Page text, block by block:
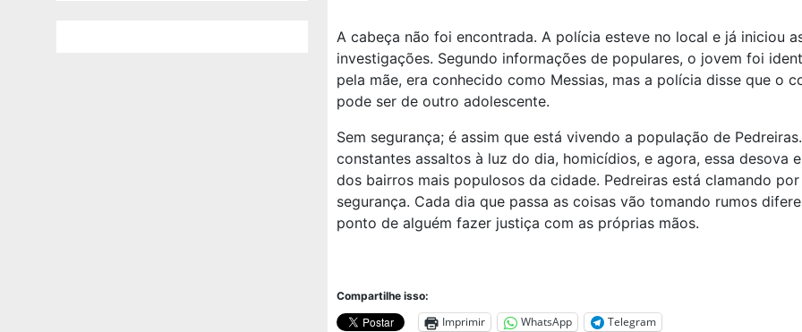
A cabeça não foi encontrada. A polícia esteve no local e já iniciou
investigações. Segundo informações de populares, o jovem foi
pela mãe, era conhecido como Messias, mas a polícia disse que o
pode ser de outro adolescente.
Sem segurança; é assim que está vivendo a população de
constantes assaltos à luz do dia, homicídios, e agora, essa desova
dos bairros mais populosos da cidade. Pedreiras está clamando por
segurança. Cada dia que passa as coisas vão tomando rumos
ponto de alguém fazer justiça com as próprias mãos.
Compartilhe isso:
Imprimir WhatsApp Telegram